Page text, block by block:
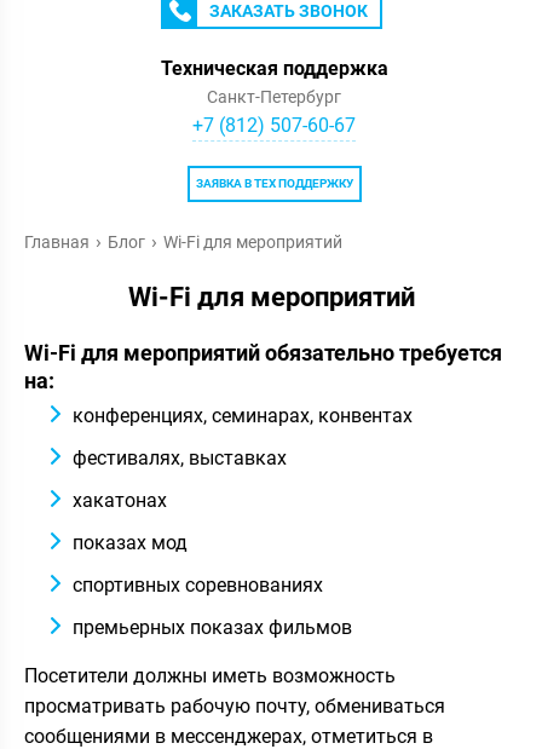
ЗАКАЗАТЬ ЗВОНОК
Техническая поддержка
Санкт-Петербург
+7 (812) 507-60-67
ЗАЯВКА В ТЕХ ПОДДЕРЖКУ
Главная Блог Wi-Fi для мероприятий
Wi-Fi для мероприятий
Wi-Fi для мероприятий обязательно требуется
на:
конференциях, семинарах, конвентах
фестивалях, выставках
хакатонах
показах мод
спортивных соревнованиях
премьерных показах фильмов
Посетители должны иметь возможность
просматривать рабочую почту, обмениваться
сообщениями в мессенджерах, отметиться в